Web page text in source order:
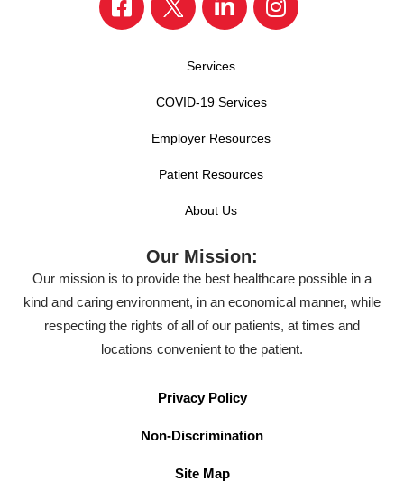
Services
COVID-19 Services
Employer Resources
Patient Resources
About Us
Our Mission:
Our mission is to provide the best healthcare possible in a
kind and caring environment, in an economical manner, while
respecting the rights of all of our patients, at times and
locations convenient to the patient.
Privacy Policy
Non-Discrimination
Site Map